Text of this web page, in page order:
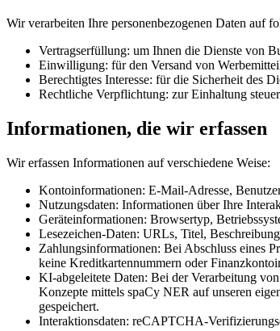
Wir verarbeiten Ihre personenbezogenen Daten auf
Vertragserfüllung: um Ihnen die Dienste von
Einwilligung: für den Versand von
Berechtigtes Interesse: für die Sicherheit des
Rechtliche Verpflichtung: zur Einhaltung
Informationen, die wir erfassen
Wir erfassen Informationen auf verschiedene Weise:
Kontoinformationen: E-Mail-Adresse,
Nutzungsdaten: Informationen über Ihre
Geräteinformationen: Browsertyp,
Lesezeichen-Daten: URLs, Titel,
Zahlungsinformationen: Bei Abschluss eines
keine Kreditkartennummern oder
KI-abgeleitete Daten: Bei der Verarbeitung
Konzepte mittels spaCy NER auf unseren
gespeichert.
Interaktionsdaten: reCAPTCHA-